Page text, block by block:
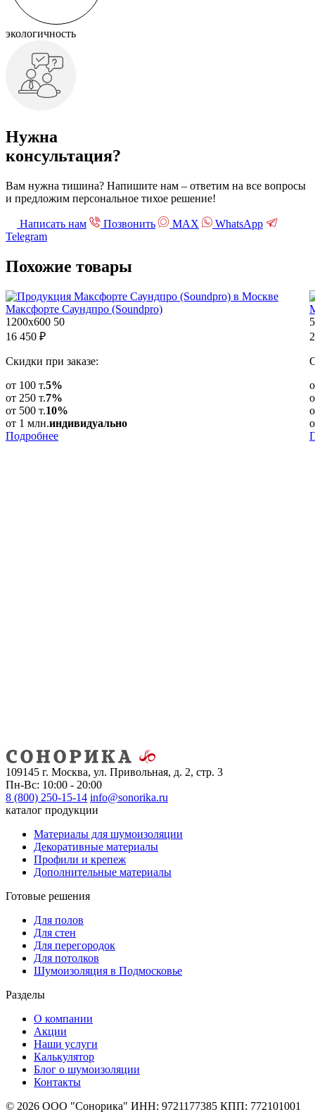
экологичность
Нужна
консультация?
Вам нужна тишина? Напишите нам – ответим на все вопросы
и предложим персональное тихое решение!
Написать нам Позвонить МАХ
WhatsApp
Telegram
Похожие товары
Максфорте Саундпро (Soundpro)
1200х600 50
16 450 ₽
Скидки при заказе:
от 100 т.5%
от 250 т.7%
от 500 т.10%
от 1 млн.индивидуально
Подробнее
109145 г. Москва, ул. Привольная, д. 2, стр. 3
Пн-Вс: 10:00 - 20:00
8 (800) 250-15-14 info@sonorika.ru
каталог продукции
Материалы для шумоизоляции
Декоративные материалы
Профили и крепеж
Дополнительные материалы
Готовые решения
Для полов
Для стен
Для перегородок
Для потолков
Шумоизоляция в Подмосковье
Разделы
О компании
Акции
Наши услуги
Калькулятор
Блог о шумоизоляции
Контакты
© 2026 ООО "Сонорика" ИНН: 9721177385 КПП: 772101001